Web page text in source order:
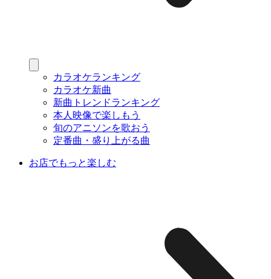
カラオケランキング
カラオケ新曲
新曲トレンドランキング
本人映像で楽しもう
旬のアニソンを歌おう
定番曲・盛り上がる曲
お店でもっと楽しむ